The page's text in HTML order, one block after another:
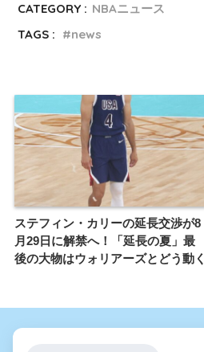
CATEGORY : NBAニュース
TAGS :
news
ステフィン・カリーの延長交渉が8
月29日に解禁へ！「延長の夏」最
後の大物はウォリアーズとどう動く